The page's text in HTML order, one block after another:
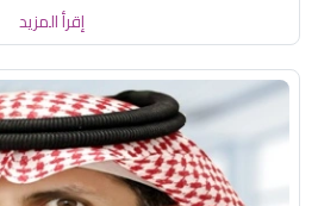
إقرأ المزيد